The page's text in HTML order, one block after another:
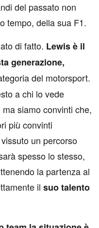
del passato non
tempo, della sua F1.
di fatto. Lewis è il
generazione,
del motorsport.
a chi lo vede
siamo convinti che,
più convinti
un percorso
spesso lo stesso,
la partenza al
il suo talento